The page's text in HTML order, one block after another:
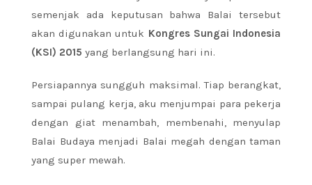
semenjak ada keputusan bahwa Balai tersebut
akan digunakan untuk Kongres Sungai Indonesia
(KSI) 2015 yang berlangsung hari ini.
Persiapannya sungguh maksimal. Tiap berangkat,
sampai pulang kerja, aku menjumpai para pekerja
dengan giat menambah, membenahi, menyulap
Balai Budaya menjadi Balai megah dengan taman
yang super mewah.